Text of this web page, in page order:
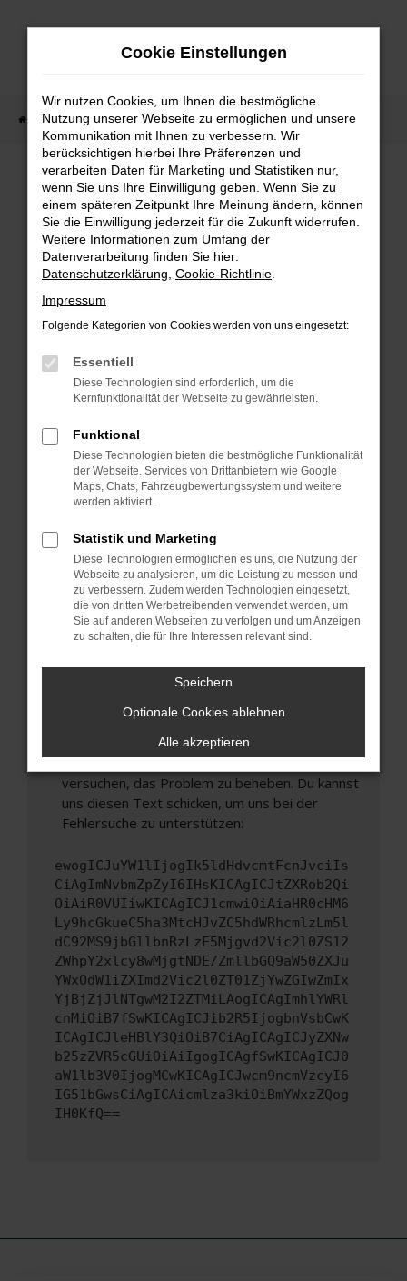
Zum
Startseite Fahrzeugangebote Sofort verfügbare Fahrzeuge
FEHLER: NETWORK ERROR
Beim Laden ist ein Fehler aufgetreten.
Hier sind ein paar Tipps, die dir helfen können:
Überprüfe deine Firewall und deine
Laden andere Webseiten, zum Beispiel deine
Suchmaschine?
Prüfe deine Browsererweiterungen.
Manche Erweiterungen, wie Werbeblocker,
verhindern. Funktioniert die Seite in einem
anderen Browser oder in einem privaten
Fenster?
Starte dein Gerät neu.
Probleme zu beheben.
Stelle sicher, dass dein Browser und dein
Betriebssystem auf dem neuesten Stand
sind.
Veraltete Software birgt nicht nur ein
dass bestimmte Funktionen nicht mehr
Wende dich an den Webseitenbetreiber.
Wenn du alle oben genannten Schritte versucht
hast, kontaktiere uns bitte. Wir werden
versuchen, das Problem zu beheben. Du kannst
uns diesen Text schicken, um uns bei der
Fehlersuche zu unterstützen:
ewogICJuYW1lIjogIk5ldHdvcmtFcnJvciIs
CiAgImNvbmZpZyI6IHsKICAgICJtZXRob2Qi
OiAiR0VUIiwKICAgICJ1cmwiOiAiaHR0cHM6
Ly9hcGkueC5ha3MtcHJvZC5hdWRhcmlzLm5l
dC92MS9jbGllbnRzLzE5Mjgvd2Vic2l0ZS12
ZWhpY2xlcy8wMjgtNDE/ZmllbGQ9aW50ZXJu
YWxOdW1iZXImd2Vic2l0ZT01ZjYwZGIwZmIx
YjBjZjJlNTgwM2I2ZTMiLAogICAgImhlYWRl
cnMiOiB7fSwKICAgICJib2R5IjogbnVsbCwK
ICAgICJleHBlY3QiOiB7CiAgICAgICJyZXNw
b25zZVR5cGUiOiAiIgogICAgfSwKICAgICJ0
aW1lb3V0IjogMCwKICAgICJwcm9ncmVzcyI6
IG51bGwsCiAgICAicmlza3kiOiBmYWxzZQog
IH0KfQ==
Cookie Einstellungen
Wir nutzen Cookies, um Ihnen die bestmögliche
Nutzung unserer Webseite zu ermöglichen und unsere
Kommunikation mit Ihnen zu verbessern. Wir
berücksichtigen hierbei Ihre Präferenzen und
verarbeiten Daten für Marketing und Statistiken nur,
wenn Sie uns Ihre Einwilligung geben. Wenn Sie zu
einem späteren Zeitpunkt Ihre Meinung ändern, können
Sie die Einwilligung jederzeit für die Zukunft widerrufen.
Weitere Informationen zum Umfang der
Datenverarbeitung finden Sie hier:
Datenschutzerklärung Cookie-Richtlinie
Impressum
Folgende Kategorien von Cookies werden von uns eingesetzt:
Essentiell
Diese Technologien sind erforderlich, um die
Kernfunktionalität der Webseite zu gewährleisten.
Funktional
Diese Technologien bieten die bestmögliche Funktionalität
der Webseite. Services von Drittanbietern wie Google
Maps, Chats, Fahrzeugbewertungssystem und weitere
werden aktiviert.
Statistik und Marketing
Diese Technologien ermöglichen es uns, die Nutzung der
Webseite zu analysieren, um die Leistung zu messen und
zu verbessern. Zudem werden Technologien eingesetzt,
die von dritten Werbetreibenden verwendet werden, um
Sie auf anderen Webseiten zu verfolgen und um Anzeigen
zu schalten, die für Ihre Interessen relevant sind.
Speichern
Optionale Cookies ablehnen
Alle akzeptieren